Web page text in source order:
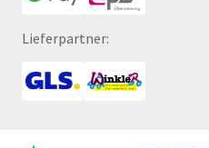
Lieferpartner: